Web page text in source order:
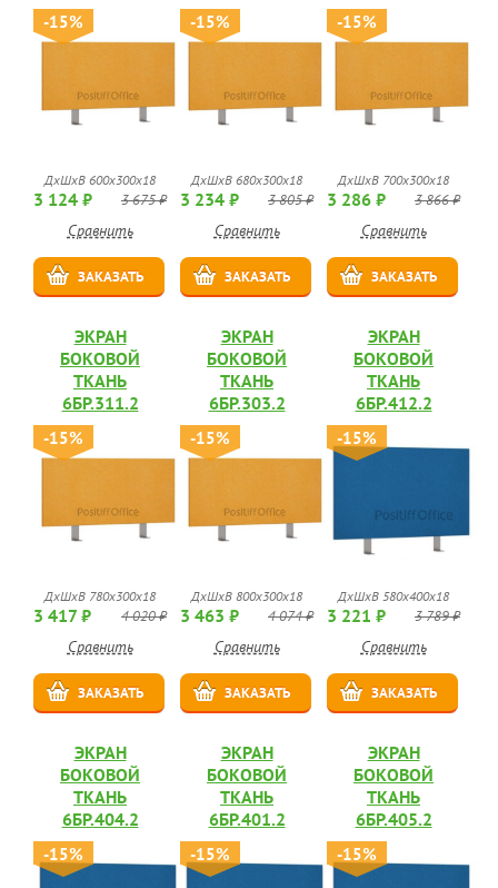
-15%
ДхШхВ 600х300х18
3 124 ₽ 3 675 ₽
Сравнить
ЗАКАЗАТЬ
-15%
ДхШхВ 680х300х18
3 234 ₽ 3 805 ₽
Сравнить
ЗАКАЗАТЬ
-15%
ДхШхВ 700х300х18
3 286 ₽ 3 866 ₽
Сравнить
ЗАКАЗАТЬ
ЭКРАН
БОКОВОЙ
ТКАНЬ
6БР.311.2
-15%
ДхШхВ 780х300х18
3 417 ₽ 4 020 ₽
Сравнить
ЗАКАЗАТЬ
ЭКРАН
БОКОВОЙ
ТКАНЬ
6БР.303.2
-15%
ДхШхВ 800х300х18
3 463 ₽ 4 074 ₽
Сравнить
ЗАКАЗАТЬ
ЭКРАН
БОКОВОЙ
ТКАНЬ
6БР.412.2
-15%
ДхШхВ 580х400х18
3 221 ₽ 3 789 ₽
Сравнить
ЗАКАЗАТЬ
ЭКРАН
БОКОВОЙ
ТКАНЬ
6БР.404.2
-15%
ЭКРАН
БОКОВОЙ
ТКАНЬ
6БР.401.2
-15%
ЭКРАН
БОКОВОЙ
ТКАНЬ
6БР.405.2
-15%